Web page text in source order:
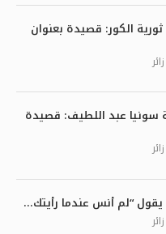
ثورية الكور: قصيدة بعنوان
سونيا عبد اللطيف: قصيدة
“لم أنس عندما رأيتك...